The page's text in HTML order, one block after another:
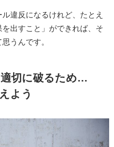
違反になるけれど、たとえ
出すこと」ができれば、そ
うんです。
切に破るため…
よう